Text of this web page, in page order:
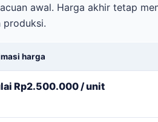
awal. Harga akhir tetap
produksi.
harga
Rp2.500.000 / unit